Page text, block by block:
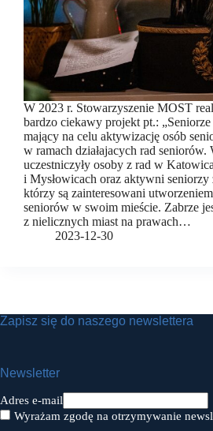
W 2023 r. Stowarzyszenie MOST
bardzo ciekawy projekt pt.:
mający na celu aktywizację osób
w ramach działajacych rad seniorów.
uczestniczyły osoby z rad w
i Mysłowicach oraz aktywni seniorzy
którzy są zainteresowani
seniorów w swoim mieście. Zabrze
z nielicznych miast na prawach…
2023-12-30
Zapisz się do naszego newslettera
Newsletter
Adres e-mail
Wyrażam zgodę na otrzymywanie